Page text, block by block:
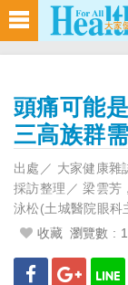
頭痛可能
三高族群
出處／ 大家健康
採訪整理／ 梁雲芳
泳松(土城醫院眼科
收藏 瀏覽數 :